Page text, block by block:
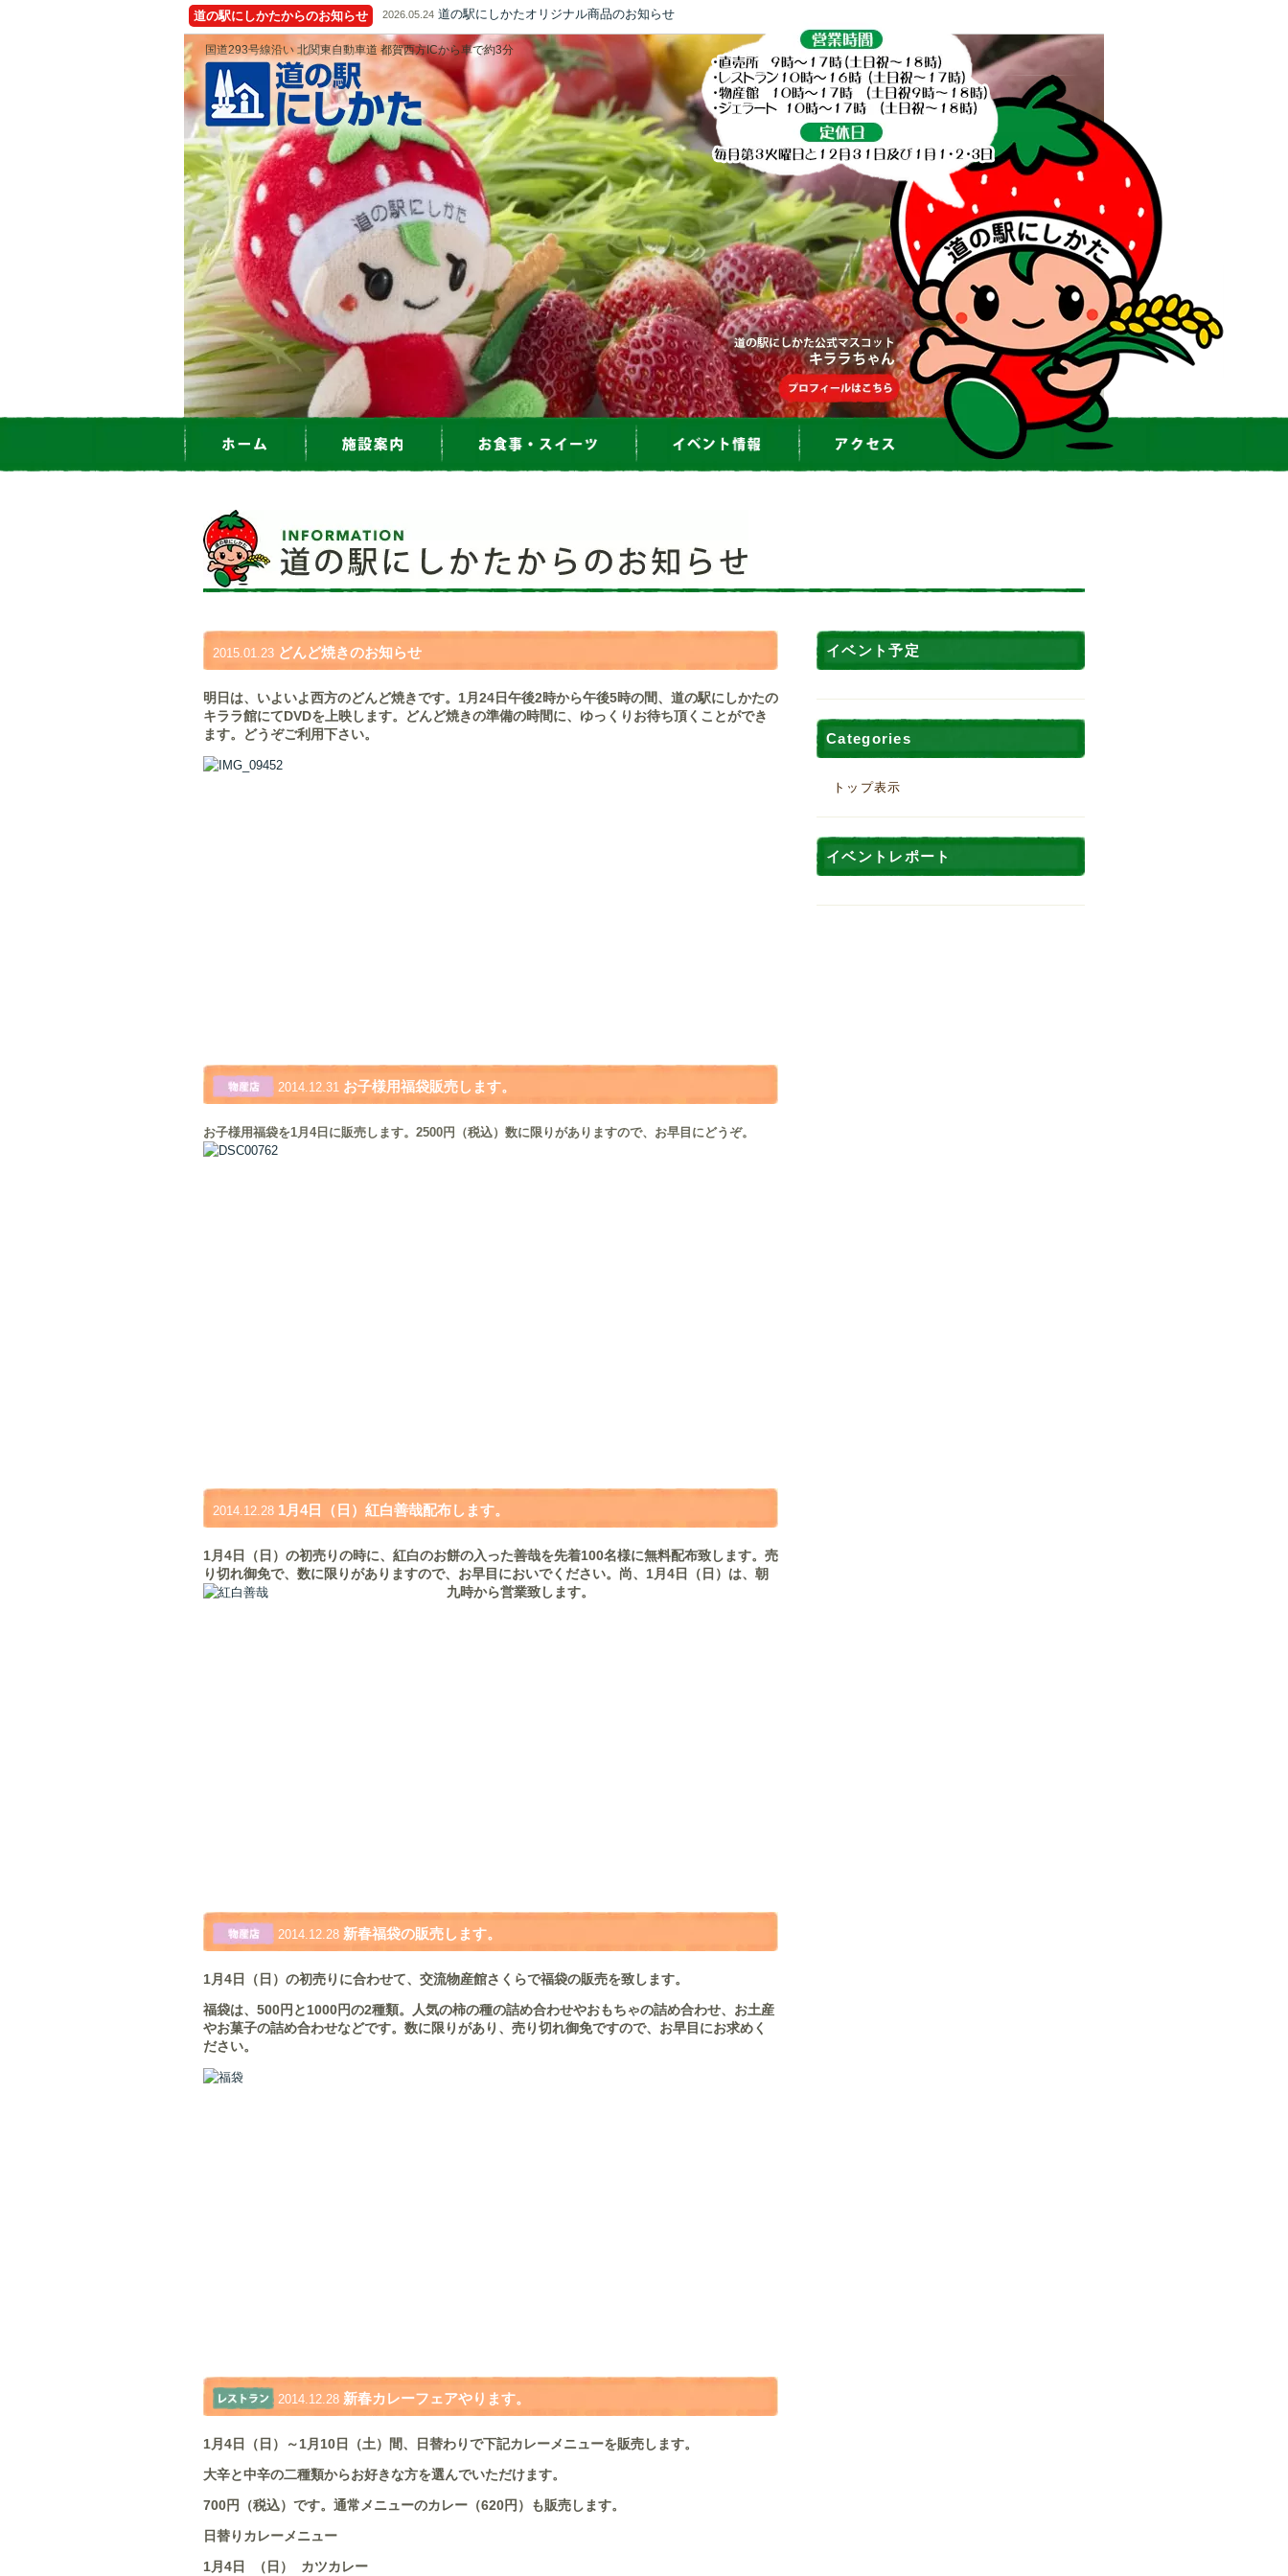
道の駅にしかたからのお知らせ 2026.05.24 道の駅にしかたオリジナル商品のお知らせ
国道293号線沿い 北関東自動車道 都賀西方ICから車で約3分
2015.01.23 どんど焼きのお知らせ
明日は、いよいよ西方のどんど焼きです。1月24日午後2時から午後5時の間、道の駅にしかたの
キララ館にてDVDを上映します。どんど焼きの準備の時間に、ゆっくりお待ち頂くことができ
ます。どうぞご利用下さい。
2014.12.31 お子様用福袋販売します。
お子様用福袋を1月 4日に販売します。 2500円（税込） 数に限りがありますので、お早目にどうぞ。
2014.12.28 1月4日（日）紅白善哉配布します。
1月4日（日）の初売りの時に、紅白のお餅の入った善哉を先着100名様に無料配布致します。売
り切れ御免で、数に限りがありますので、お早目においでください。尚、1月4日（日）は、朝
九時から営業致します。
2014.12.28 新春福袋の販売します。
1月4日（日）の初売りに合わせて、交流物産館さくらで福袋の販売を致します。
福袋は、500円と1000円の2種類。人気の柿の種の詰め合わせやおもちゃの詰め合わせ、お土産
やお菓子の詰め合わせなどです。数に限りがあり、売り切れ御免ですので、お早目にお求めく
ださい。
2014.12.28 新春カレーフェアやります。
1月4日（日）～1月10日（土）間、日替わりで下記カレーメニューを販売します。
大辛と中辛の二種類からお好きな方を選んでいただけます。
700円（税込）です。通常メニューのカレー（620円）も販売します。
日替りカレーメニュー
1月4日 （日） カツカレー
イベント予定
Categories
トップ表示
イベントレポート